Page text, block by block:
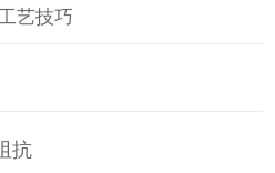
艺技巧
抗